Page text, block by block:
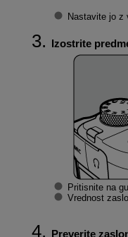
Nastavite jo z
Izostrite
Pritisnite na
Vrednost
Preverite